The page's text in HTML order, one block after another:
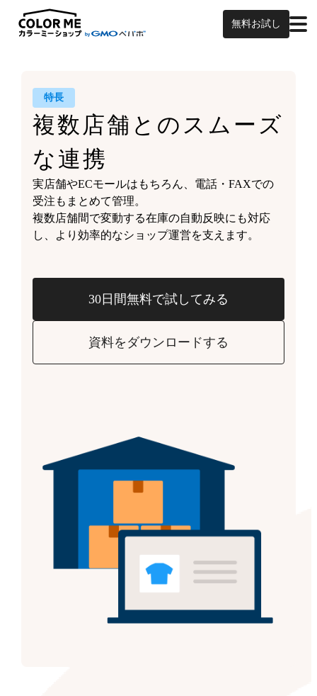
無料お試し
特長
複数店舗との スムーズ
な連携
実店舗やECモールはもちろん、 電話・FAXでの
受注もまとめて管理。
複数店舗間で変動する在庫の自動反映にも対応
し、 より効率的なショップ運営を支えます。
30日間無料で試してみる
資料をダウンロードする